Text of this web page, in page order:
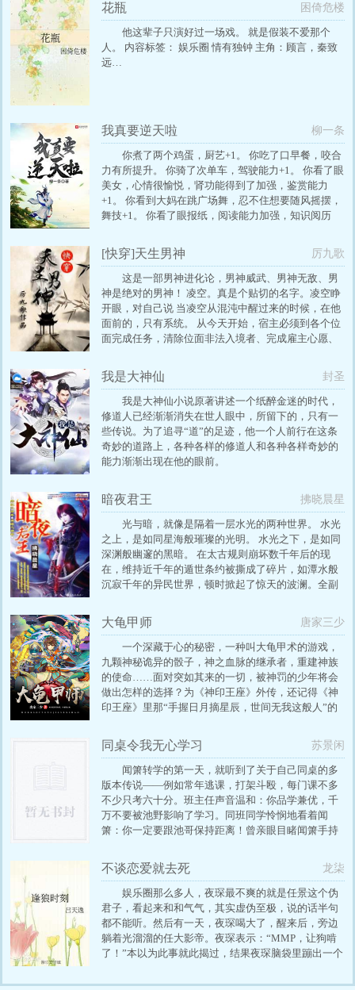
花瓶 困倚危楼
他这辈子只演好过一场戏。 就是假装不爱那个
人。 内容标签： 娱乐圈 情有独钟 主角：顾言，秦致
远…
我真要逆天啦 柳一条
你煮了两个鸡蛋，厨艺+1。 你吃了口早餐，咬合
力有所提升。 你骑了次单车，驾驶能力+1。 你看了眼
美女，心情很愉悦，肾功能得到了加强，鉴赏能力
+1。 你看到大妈在跳广场舞，忍不住想要随风摇摆，
舞技+1。 你看了眼报纸，阅读能力加强，知识阅历
包感冒药，毒素抵抗能力提升，医药精通+1。 你看见
护士打针，基础医术有所加强，医术精通+1。 不知道
咋回事儿，我现在哪怕是喝口凉水实力都在一个劲儿
的往上提升，想停都停不下来，好急人
[快穿]天生男神 厉九歌
这是一部男神进化论，男神威武、男神无敌、男
神是绝对的男神！ 凌空。真是个贴切的名字。凌空睁
开眼，对自己说 当凌空从混沌中醒过来的时候，在他
面前的，只有系统。 从今天开始，宿主必须到各个位
面完成任务，清除位面非法入境者、完成雇主心愿、
面。 凌空：随便。 系统：请宿主选择任务位面。 凌
空：随便。 系统：请宿主选择任务方式。 凌空：随
便。 系统：你真是有史以来最随便的宿主。 凌空：
系统（狗腿）：您真是有史以来最伟大的宿主！( △
|||)︴ 本文金手指粗壮，主角无敌全能。 苏苏苏苏 任
他人爱慕崇拜妒恨如狂，男神始终冷艳高贵，所向披
靡！(^o^)/~（刚好满足本作者的YY） 专注无cp。 O(_)
我是大神仙 封圣
我是大神仙小说原著讲述一个纸醉金迷的时代，
修道人已经渐渐消失在世人眼中，所留下的，只有一
些传说。为了追寻“道”的足迹，他一个人前行在这条
奇妙的道路上，各种各样的修道人和各种各样奇妙的
能力渐渐出现在他的眼前。
暗夜君王 拂晓晨星
光与暗，就像是隔着一层水光的两种世界。 水光
之上，是如同星海般璀璨的光明。 水光之下，是如同
深渊般幽邃的黑暗。 在太古规则崩坏数千年后的现
在，维持近千年的遁世条约被撕成了碎片，如潭水般
沉寂千年的异民世界，顿时掀起了惊天的波澜。全副
新开始书写那黑暗的镇魂歌。 就在人类社会中都处于
弱势地位的陈烨，却意外的卷进了这场狂岚般的纷
争，茫然的他只能握紧了手中的银枪，等待着那不可
捉摸的结局。
大龟甲师 唐家三少
一个深藏于心的秘密，一种叫大龟甲术的游戏，
九颗神秘诡异的骰子，神之血脉的继承者，重建神族
的使命……面对突如其来的一切，被神罚的少年将会
做出怎样的选择？为《神印王座》外传，还记得《神
印王座》里那“手握日月摘星辰，世间无我这般人”的
龟甲术终于到来了！哪怕是在《斗罗大陆Ⅱ绝世唐门》
中他临死之前也念念不忘的神之能力也即将为大家展
现。大龟甲术面前，就算是神，也避不开它的作用！
一个身怀绝技的少年，没能通过遴选走上修真者之
路，就在他调整好心态，接受这一事实的时候，几颗
神秘的骰子突然出现，他突然拥有了神奇的能力，被
赋予重建神族的使命，少年的人生由此改变。
同桌令我无心学习 苏景闲
闻箫转学的第一天，就听到了关于自己同桌的多
版本传说——例如常年逃课，打架斗殴，每门课不多
不少只考六十分。班主任声音温和：你品学兼优，千
万不要被池野影响了学习。同班同学怜悯地看着闻
箫：你一定要跟池哥保持距离！曾亲眼目睹闻箫手持
问：这他妈到底谁影响谁？校园日常文。池野X闻
箫，身负传说、骚话很多的攻X进可提笔好好学习、
退可拎棍以“德”服人的冷气机受。
不谈恋爱就去死 龙柒
娱乐圈那么多人，夜琛最不爽的就是任景这个伪
君子，看起来和和气气，其实虚伪至极，说的话半句
都不能听。然后有一天，夜琛喝大了，醒来后，旁边
躺着光溜溜的任大影帝。夜琛表示：“MMP，让狗啃
了！”本以为此事就此揭过，结果夜琛脑袋里蹦出一个
1。”“友情提示：生存点低于1将被收回生命。”夜